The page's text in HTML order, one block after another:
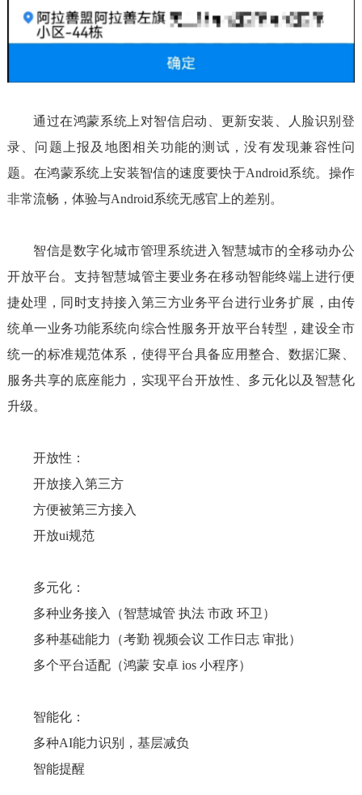
通过在鸿蒙系统上对智信启动、更新安装、人脸识别登
录、问题上报及地图相关功能的测试，没有发现兼容性问
题。在鸿蒙系统上安装智信的速度要快于Android系统。操作
非常流畅，体验与Android系统无感官上的差别。
智信是数字化城市管理系统进入智慧城市的全移动办公
开放平台。支持智慧城管主要业务在移动智能终端上进行便
捷处理，同时支持接入第三方业务平台进行业务扩展，由传
统单一业务功能系统向综合性服务开放平台转型，建设全市
统一的标准规范体系，使得平台具备应用整合、数据汇聚、
服务共享的底座能力，实现平台开放性、多元化以及智慧化
升级。
开放性：
开放接入第三方
方便被第三方接入
开放ui规范
多元化：
多种业务接入（智慧城管 执法 市政 环卫）
多种基础能力（考勤 视频会议 工作日志 审批）
多个平台适配（鸿蒙 安卓 ios 小程序）
智能化：
多种AI能力识别，基层减负
智能提醒